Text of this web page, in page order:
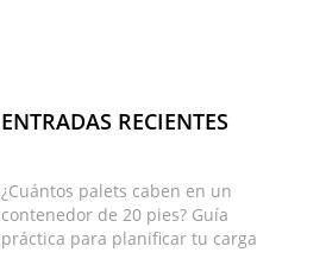
ENTRADAS RECIENTES
¿Cuántos palets caben en un
contenedor de 20 pies? Guía
práctica para planificar tu carga